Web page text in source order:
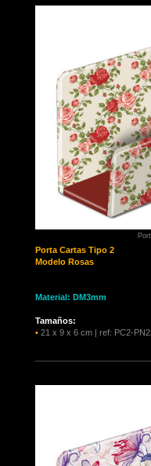
Porta Cartas Tipo 2
Modelo Rosas
Material: DM3mm
Tamaños:
• 21 x 9 x 6 cm | ref: PC2-